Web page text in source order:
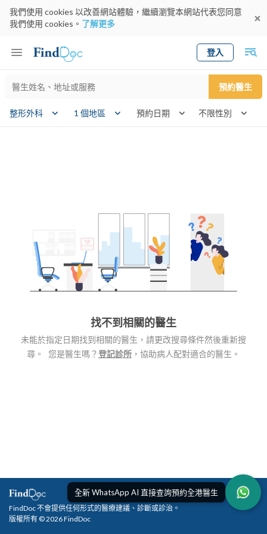
我們使用 cookies 以改善網站體驗，繼續瀏覽本網站代表您同意
我們使用 cookies。 了解更多
登入
Keyword 預約醫生
整形外科 1 個地區 預約日期
找不到相關的醫生
未能於指定日期找到相關的醫生，請更改搜尋條件然後重新搜
尋。 您是醫生嗎？登記診所 ，協助病人配對適合的醫生。
全新 WhatsApp AI 直接查詢預約全港醫生
FindDoc 不會提供任何形式的醫療建議、診斷或診治。
版權所有 © 2026 FindDoc